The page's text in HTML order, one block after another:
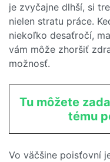
je zvyčajne dlhší, si
nielen stratu práce.
niekoľko desaťročí,
vám môže zhoršiť
možnosť.
Tu môžete
tému
Vo väčšine poisťovní